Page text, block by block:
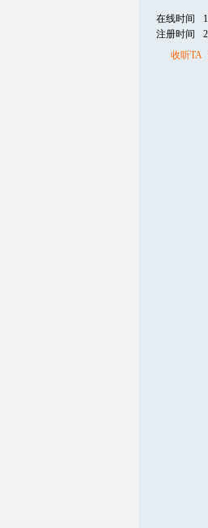
在线时间
注册时间
收听TA